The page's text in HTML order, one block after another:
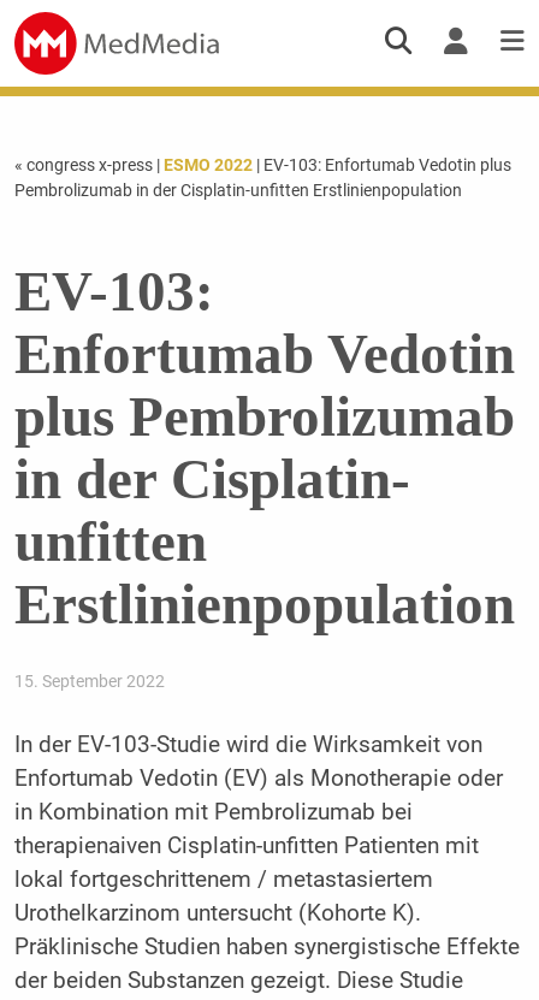
« congress x-press | ESMO 2022| EV-103: Enfortumab Vedotin plus
Pembrolizumab in der Cisplatin-unfitten Erstlinienpopulation
EV-103:
Enfortumab Vedotin
plus Pembrolizumab
in der Cisplatin-
unfitten
Erstlinienpopulation
15. September 2022
In der EV-103-Studie wird die Wirksamkeit von
Enfortumab Vedotin (EV) als Monotherapie oder
in Kombination mit Pembrolizumab bei
therapienaiven Cisplatin-unfitten Patienten mit
lokal fortgeschrittenem / metastasiertem
Urothelkarzinom untersucht (Kohorte K).
Präklinische Studien haben synergistische Effekte
der beiden Substanzen gezeigt. Diese Studie